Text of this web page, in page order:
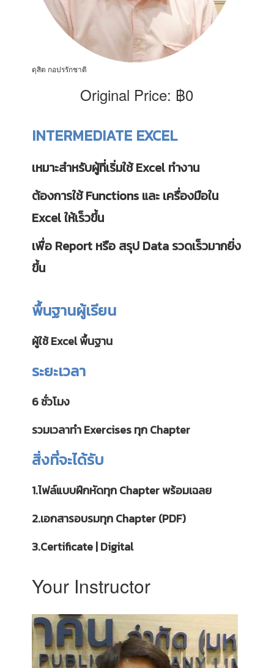
ดุสิต กอปรรักชาติ
Original Price: ฿0
INTERMEDIATE EXCEL
เหมาะสำหรับผู้ที่เริ่มใช้ Excel ทำงาน
ต้องการใช้ Functions และ เครื่องมือใน
Excel ให้เร็วขึ้น
เพื่อ Report หรือ สรุป Data รวดเร็วมากยิ่ง
ขึ้น
พื้นฐานผู้เรียน
ผู้ใช้ Excel พื้นฐาน
ระยะเวลา
6 ชั่วโมง
รวมเวลาทำ Exercises ทุก Chapter
สิ่งที่จะได้รับ
1.ไฟล์แบบฝึกหัดทุก Chapter พร้อมเฉลย
2.เอกสารอบรมทุก Chapter (PDF)
3.Certificate | Digital
Your Instructor